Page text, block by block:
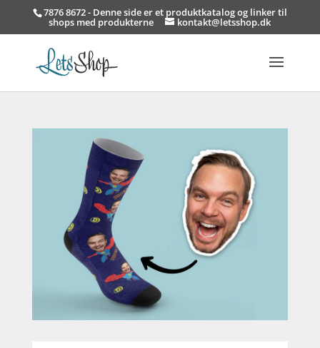
7876 8672 - Denne side er et produktkatalog og linker til
shops med produkterne kontakt@letsshop.dk